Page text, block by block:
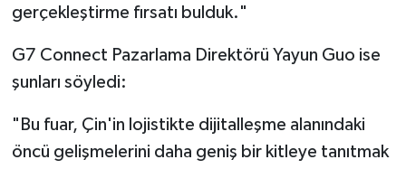
gerçekleştirme fırsatı bulduk."
G7 Connect Pazarlama Direktörü Yayun Guo ise
şunları söyledi:
"Bu fuar, Çin'in lojistikte dijitalleşme alanındaki
öncü gelişmelerini daha geniş bir kitleye tanıtmak